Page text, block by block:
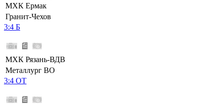
МХК Ермак
Гранит-Чехов
3:4 Б
МХК Рязань-ВДВ
Металлург ВО
3:4 ОТ